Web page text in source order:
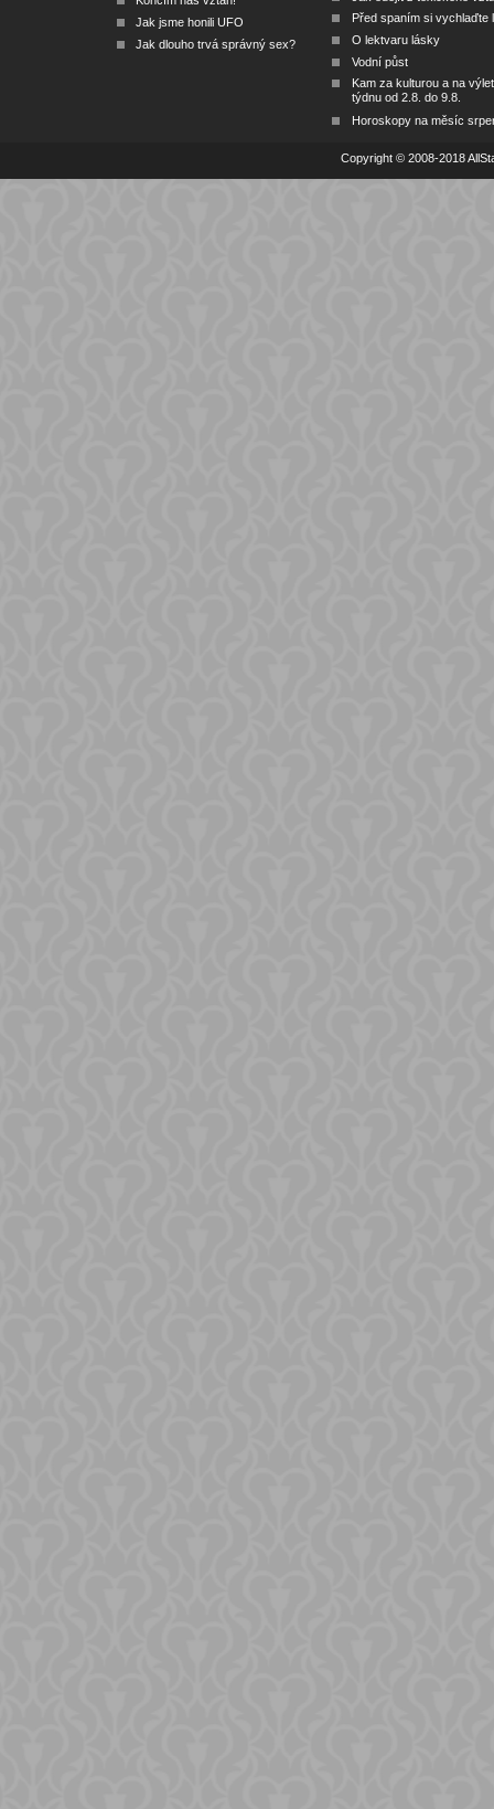
Jak jsme honili UFO
Jak dlouho trvá správný sex?
Před spaním si vychlaďte
O lektvaru lásky
Vodní půst
Kam za kulturou a na
týdnu od 2.8. do 9.8.
Horoskopy na měsíc
Copyright © 2008-2018